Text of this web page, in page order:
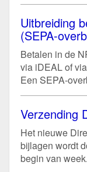
Uitbreiding
(SEPA-
Betalen in de
via iDEAL of
Een SEPA-
Verzending
Het nieuwe
bijlagen wordt
begin van